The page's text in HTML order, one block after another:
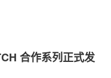
合作系列正式发